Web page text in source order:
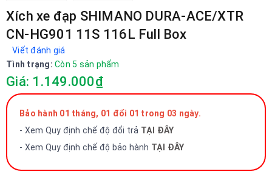
Xích xe đạp SHIMANO DURA-ACE/XTR
CN-HG901 11S 116L Full Box
Viết đánh giá
Tình trạng: Còn 5 sản phẩm
Giá: 1.149.000₫
Bảo hành 01 tháng, 01 đổi 01 trong 03 ngày.
- Xem Quy định chế độ đổi trả TẠI ĐÂY
- Xem Quy định chế độ bảo hành TẠI ĐÂY